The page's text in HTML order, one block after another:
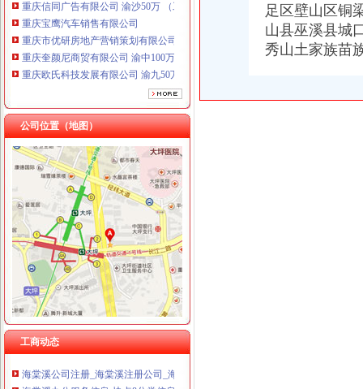
重庆宝鹰汽车销售有限公司
重庆市优研房地产营销策划有限公司
重庆奎颜尼商贸有限公司 渝中100万 （工商注册）
重庆欧氏科技发展有限公司 渝九50万 （进出口权）
重庆金品科技有限公司 渝南100万 （进出口权）
重庆斯苔登托生物科技有限公司 渝南10万 （工商注册）
重庆安赐商贸有限公司 渝江10万 （工商注册）
重庆市冰岛科技发展有限公司 渝沙50万 （进出口权）
重庆华康假肢矫形有限公司 渝中120万 （增资）
公司位置（地图）
工商动态
海棠溪办公司
海棠溪办公服务信息-快点8分类信息网
海棠溪街道开展幼儿园食品安全检查工作-重庆市南岸区人民
【呼吁相关部门早日解决海棠溪这一段的交通问题_重庆市公开信箱
重庆南岸区海棠溪街道办附近酒店_重庆南岸区海棠溪街道办附近宾馆
重庆南岸海棠溪民办大学招生,重庆南岸海棠溪民办职业学校,重庆南
中国邮政储蓄银行股份有限公司重庆南岸区海棠溪营业所_【电话地址_
海棠溪办公服务信息-快点8分类信息网
足区壁山区铜
山县巫溪县城
秀山土家族苗